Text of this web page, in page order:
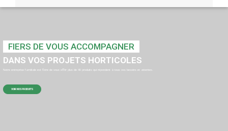
FIERS DE VOUS ACCOMPAGNER
DANS VOS PROJETS HORTICOLES
Notre entreprise familiale est fière de vous offrir plus de 40 produits qui répondent à tous vos besoins et attentes.
VOIR NOS PRODUITS